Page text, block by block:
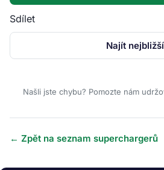
Sdílet
Najít nejbližší
Našli jste chybu? Pomozte nám
← Zpět na seznam superchargerů